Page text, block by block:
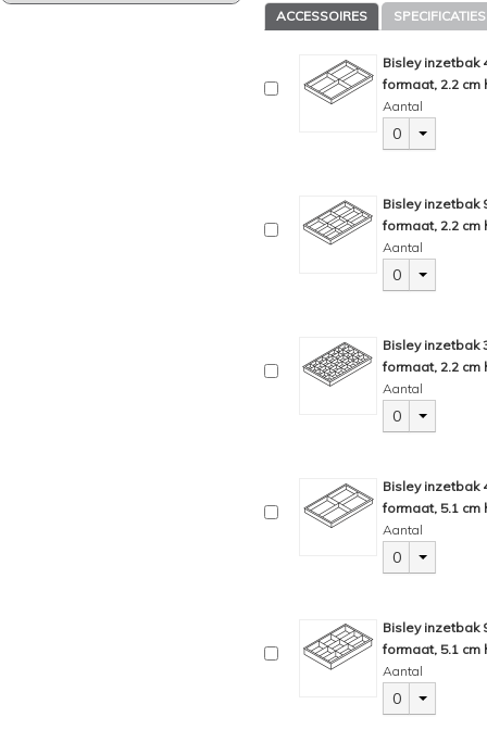
ACCESSOIRES SPECIFICATIES
Bisley inzetbak
formaat, 2.2 cm
Aantal
0
Bisley inzetbak
formaat, 2.2 cm
Aantal
0
Bisley inzetbak
formaat, 2.2 cm
Aantal
0
Bisley inzetbak
formaat, 5.1 cm
Aantal
0
Bisley inzetbak
formaat, 5.1 cm
Aantal
0